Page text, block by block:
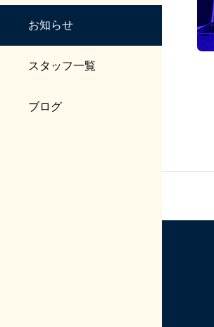
お知らせ
スタッフ一覧
ブログ